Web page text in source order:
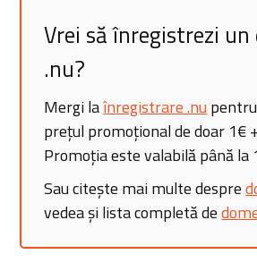
Vrei să înregistrezi
.nu?
Mergi laînregistrare .nupentru
prețul promoțional de doar 1€
Promoția este valabilă până la
Sau citește mai multe despre
vedea și lista completă de